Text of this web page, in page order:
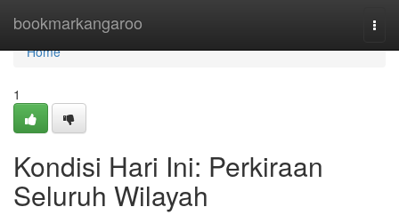
bookmarkangaroo
Home
Home
1
Kondisi Hari Ini: Perkiraan
Seluruh Wilayah